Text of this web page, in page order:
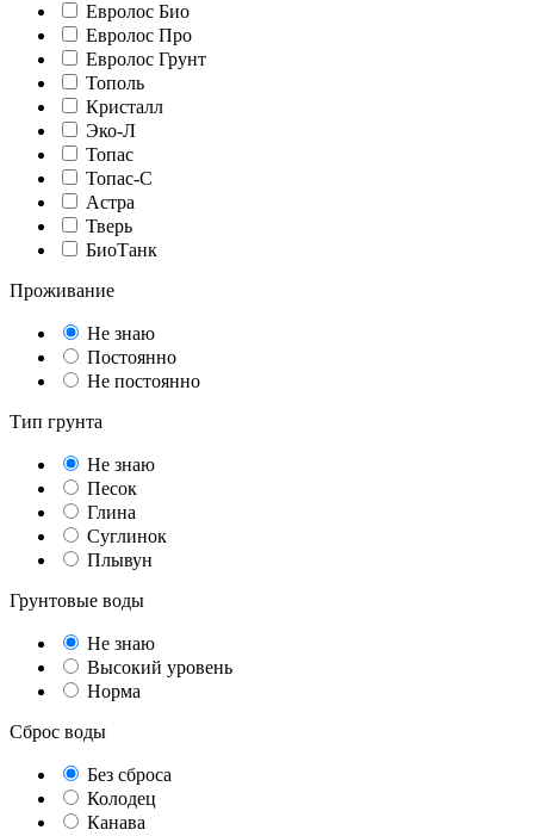
Евролос Био
Евролос Про
Евролос Грунт
Тополь
Кристалл
Эко-Л
Топас
Топас-С
Астра
Тверь
БиоТанк
Проживание
Не знаю
Постоянно
Не постоянно
Тип грунта
Не знаю
Песок
Глина
Суглинок
Плывун
Грунтовые воды
Не знаю
Высокий уровень
Норма
Сброс воды
Без сброса
Колодец
Канава